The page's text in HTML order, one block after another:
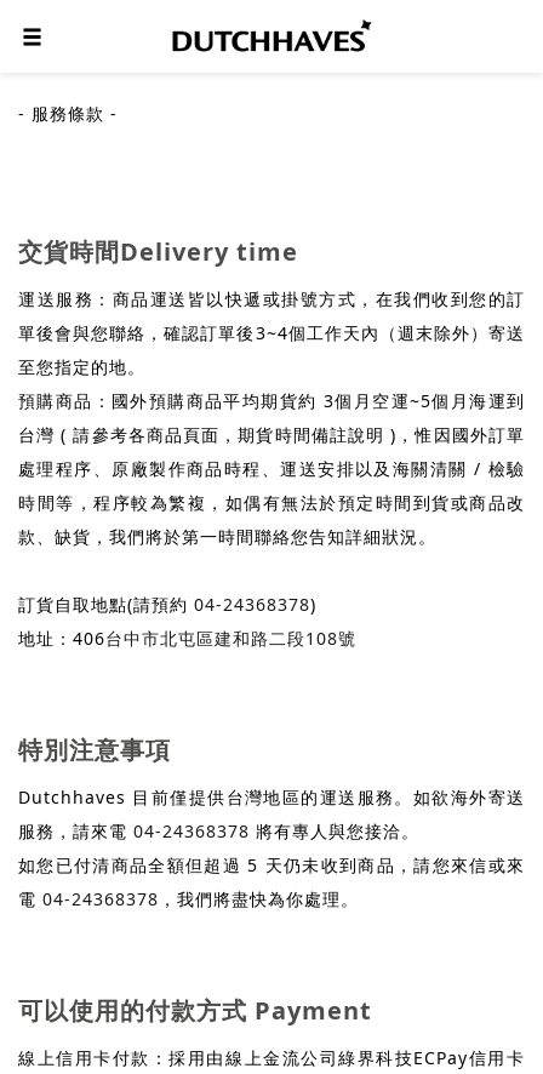
- 服務條款 -
交貨時間Delivery time
運送服務：商品運送皆以快遞或掛號方式，在我們收到您的訂
單後會與您聯絡，確認訂單後3~4個工作天內（週末除外）寄送
至您指定的地。
預購商品：國外預購商品平均期貨約 3個月空運~5個月海運到
台灣 ( 請參考各商品頁面，期貨時間備註說明 )，惟因國外訂單
處理程序、原廠製作商品時程、運送安排以及海關清關 / 檢驗
時間等，程序較為繁複，如偶有無法於預定時間到貨或商品改
款、缺貨，我們將於第一時間聯絡您告知詳細狀況。
訂貨自取地點(請預約 04-24368378)
地址：406台中市北屯區建和路二段108號
特別注意事項
Dutchhaves 目前僅提供台灣地區的運送服務。如欲海外寄送
服務，請來電 04-24368378 將有專人與您接洽。
如您已付清商品全額但超過 5 天仍未收到商品，請您來信或來
電 04-24368378 ，我們將盡快為你處理。
可以使用的付款方式 Payment
線上信用卡付款：採用由線上金流公司綠界科技ECPay信用卡